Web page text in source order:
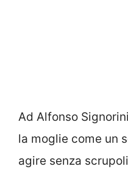
Ad Alfonso
la moglie come un
agire senza